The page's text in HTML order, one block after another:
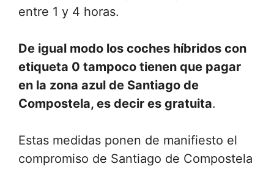
entre 1 y 4 horas.
De igual modo los coches híbridos con
etiqueta 0 tampoco tienen que pagar
en la zona azul de Santiago de
Compostela, es decir es gratuita.
Estas medidas ponen de manifiesto el
compromiso de Santiago de Compostela